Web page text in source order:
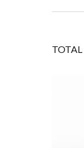
TOTAL